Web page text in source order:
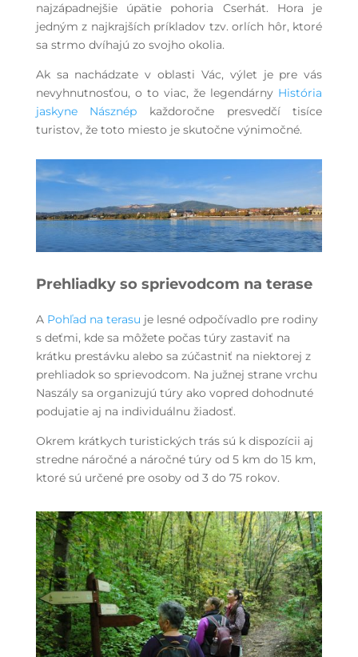
najzápadnejšie úpätie pohoria Cserhát. Hora je
jedným z najkrajších príkladov tzv. orlích hôr, ktoré
sa strmo dvíhajú zo svojho okolia.
Ak sa nachádzate v oblasti Vác, výlet je pre vás
nevyhnutnosťou, o to viac, že legendárny História
jaskyne Násznép
každoročne presvedčí tisíce
turistov, že toto miesto je skutočne výnimočné.
Prehliadky so sprievodcom na terase
A Pohľad na terasu je lesné odpočívadlo pre rodiny
s deťmi, kde sa môžete počas túry zastaviť na
krátku prestávku alebo sa zúčastniť na niektorej z
prehliadok so sprievodcom. Na južnej strane vrchu
Naszály sa organizujú túry ako vopred dohodnuté
podujatie aj na individuálnu žiadosť.
Okrem krátkych turistických trás sú k dispozícii aj
stredne náročné a náročné túry od 5 km do 15 km,
ktoré sú určené pre osoby od 3 do 75 rokov.